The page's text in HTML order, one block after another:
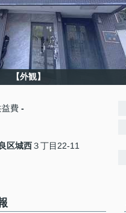
【外観】
費 -
区城西３丁目22-11